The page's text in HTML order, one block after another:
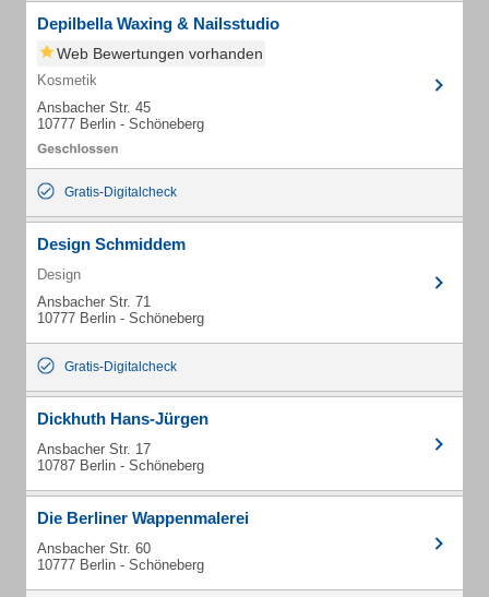
Depilbella Waxing & Nailsstudio
Web Bewertungen vorhanden
Kosmetik
Ansbacher Str. 45
10777 Berlin - Schöneberg
Gratis-Digitalcheck
Design Schmiddem
Design
Ansbacher Str. 71
10777 Berlin - Schöneberg
Gratis-Digitalcheck
Dickhuth Hans-Jürgen
Ansbacher Str. 17
10787 Berlin - Schöneberg
Die Berliner Wappenmalerei
Ansbacher Str. 60
10777 Berlin - Schöneberg